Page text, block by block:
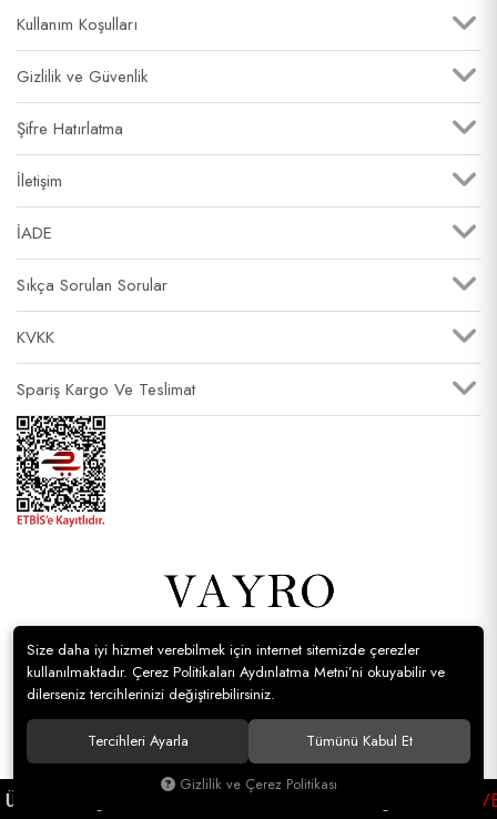
Ücretsiz Kargo 1000 TL VE ÜZERİ 1000 TL
Kullanım Koşulları
Gizlilik ve Güvenlik
Şifre Hatırlatma
İletişim
İADE
Sıkça Sorulan Sorular
KVKK
Spariş Kargo Ve Teslimat
© Vayro Giyim Tüm hakları saklıdır.
Size daha iyi hizmet verebilmek için internet sitemizde çerezler
kullanılmaktadır. Çerez Politikaları Aydınlatma Metni’ni okuyabilir ve
dilerseniz tercihlerinizi değiştirebilirsiniz.
Tercihleri Ayarla Tümünü Kabul Et
Gizlilik ve Çerez Politikası